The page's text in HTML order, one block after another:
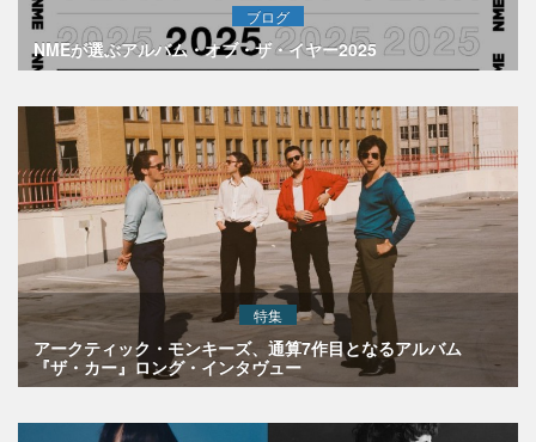
ブログ
NMEが選ぶアルバム・オブ・ザ・イヤー2025
特集
アークティック・モンキーズ、通算7作目となるアルバム
『ザ・カー』ロング・インタヴュー